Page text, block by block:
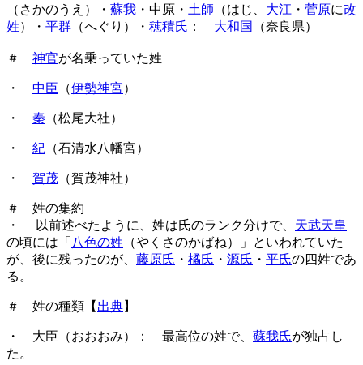
（さかのうえ）・ 蘇我 ・中原・ 土師 （はじ、 大江 ・ 菅原に改
姓）・ 平群 （へぐり）・ 穂積氏 ： 大和国 （奈良県）
＃ 神官が名乗っていた姓
・ 中臣 （伊勢神宮）
・ 秦 （松尾大社）
・ 紀 （石清水八幡宮）
・ 賀茂 （賀茂神社）
＃ 姓の集約
・ 以前述べたように、姓は氏のランク分けで、 天武天皇
の頃には「 八色の姓 （やくさのかばね）」といわれていた
が、後に残ったのが、 藤原氏 ・ 橘氏 ・ 源氏 ・ 平氏の四姓であ
る。
＃ 姓の種類【 出典】
・ 大臣（おおおみ）： 最高位の姓で、 蘇我氏が独占し
た。